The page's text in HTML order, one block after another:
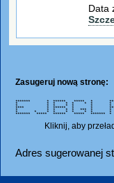
Data
Zasugeruj nową stronę:
******* * ****** ***** *
* * * * * * *
* * * * * *
**** * ****** *
* * * * * ***
* * * * * * * *
******* ***** ****** *****
Kliknij, aby
Adres sugerowanej